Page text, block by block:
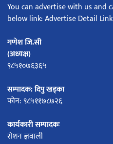
You can advertise with us and
below link: Advertise Detail Link
गणेश जि.सी
(अध्यक्ष)
९८५१०७६३६५
सम्पादक: दिपु खड्का
फोन: ९८५११७८७२६
कार्यकारी सम्पादकः
रोशन ज्ञवाली